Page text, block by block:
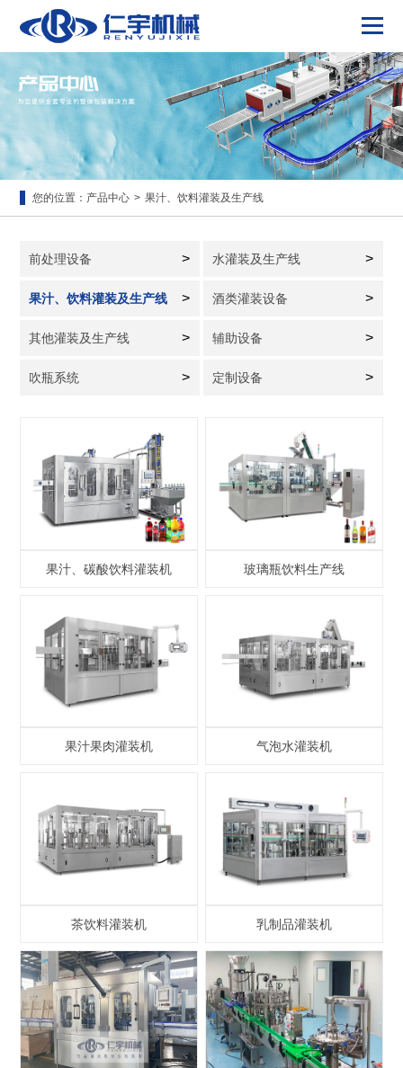
您的位置： 产品中心 > 果汁、饮料灌装及生产线
前处理设备 > 水灌装及生产线 >
果汁、饮料灌装及生产线 > 酒类灌装设备 >
其他灌装及生产线 > 辅助设备 >
吹瓶系统 > 定制设备 >
果汁、碳酸饮料灌装机 玻璃瓶饮料生产线
果汁果肉灌装机 气泡水灌装机
茶饮料灌装机 乳制品灌装机